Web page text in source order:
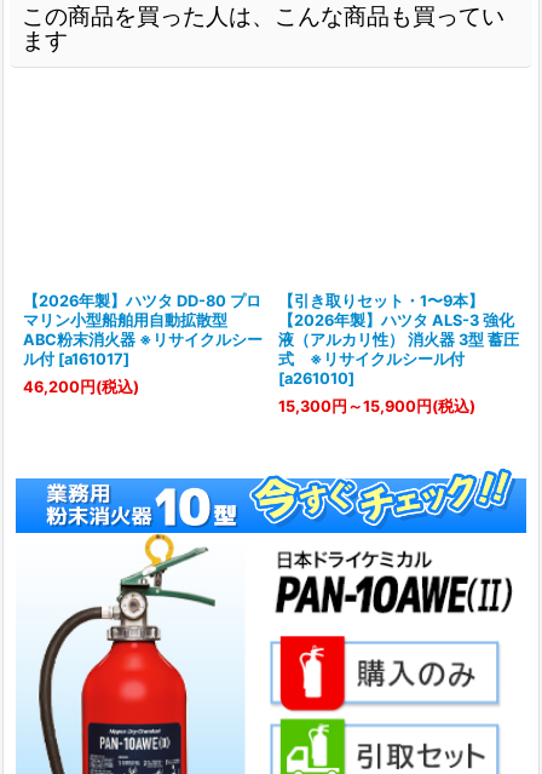
この商品を買った人は、こんな商品も買ってい
ます
【2026年製】ハツタ DD-80 プロ
マリン小型船舶用自動拡散型
ABC粉末消火器 ※リサイクルシー
ル付 [a161017]
46,200円 (税込)
【引き取りセット・1〜9本】
【2026年製】ハツタ ALS-3 強化
液（アルカリ性） 消火器 3型 蓄圧
式 ※リサイクルシール付
[a261010]
15,300円 ～15,900円 (税込)